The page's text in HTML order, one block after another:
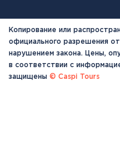
Копирование или
официального разрешения
нарушением закона. Цены,
в соответствии с
защищены © Caspi Tours